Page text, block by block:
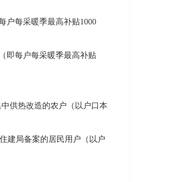
户每采暖季最高补贴1000
即每户每采暖季最高补贴
供热改造的农户（以户口本
建局备案的居民用户（以户